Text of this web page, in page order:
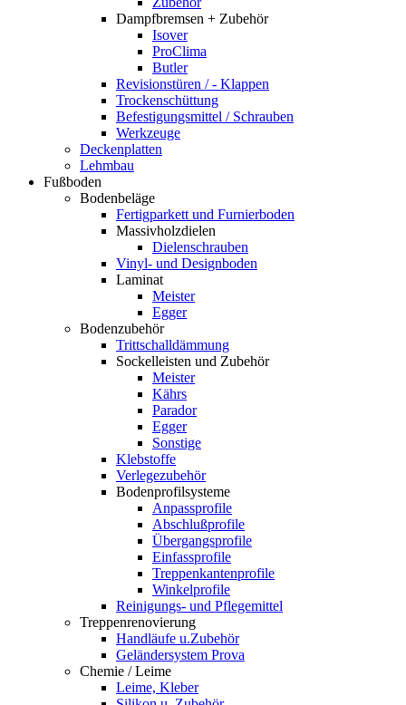
Dampfbremsen + Zubehör
Isover
ProClima
Butler
Revisionstüren / - Klappen
Trockenschüttung
Befestigungsmittel / Schrauben
Werkzeuge
Deckenplatten
Lehmbau
Fußboden
Bodenbeläge
Fertigparkett und Furnierboden
Massivholzdielen
Dielenschrauben
Vinyl- und Designboden
Laminat
Meister
Egger
Bodenzubehör
Trittschalldämmung
Sockelleisten und Zubehör
Meister
Kährs
Parador
Egger
Sonstige
Klebstoffe
Verlegezubehör
Bodenprofilsysteme
Anpassprofile
Abschlußprofile
Übergangsprofile
Einfassprofile
Treppenkantenprofile
Winkelprofile
Reinigungs- und Pflegemittel
Treppenrenovierung
Handläufe u.Zubehör
Geländersystem Prova
Chemie / Leime
Leime, Kleber